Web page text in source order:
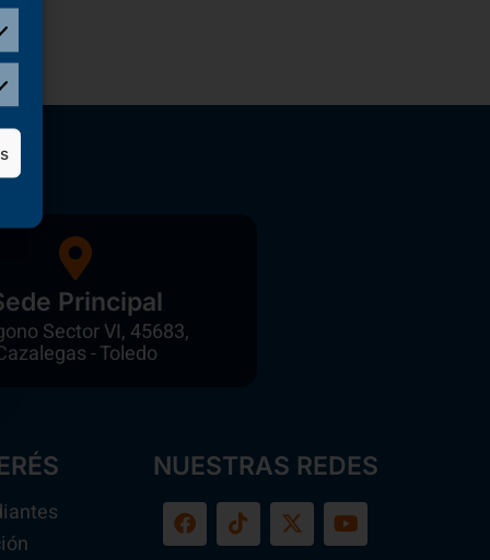
Principal
Sector VI, 45683,
- Toledo
NUESTRAS REDES